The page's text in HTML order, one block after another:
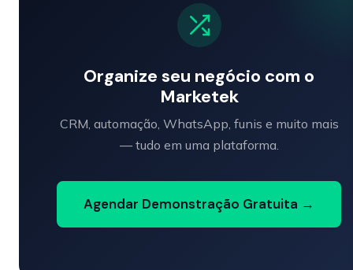
Organize seu negócio com o
Marketek
CRM, automação, WhatsApp, funis e muito mais
— tudo em uma plataforma.
Agendar Demonstração Gratuita →